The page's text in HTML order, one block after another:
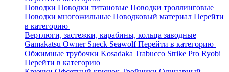
Поводки Поводки титановые Поводки троллинговые
Поводки многожильные Поводковый материал Перейти
в категорию
Вертлюги, застежки, карабины, кольца заводные
Gamakatsu Owner Sneck SeawolfПерейти в категорию
Обжимные трубочки Kosadaka Trabucco Strike Pro Ryobi
Перейти в категорию